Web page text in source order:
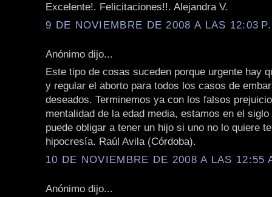
Excelente!. Felicitaciones!!. Alejandra V.
9 DE NOVIEMBRE DE 2008 A LAS 12:03
Anónimo dijo...
Este tipo de cosas suceden porque urgente hay
y regular el aborto para todos los casos de
deseados. Terminemos ya con los falsos
mentalidad de la edad media, estamos en el
puede obligar a tener un hijo si uno no lo quiere
hipocresía. Raúl Avila (Córdoba).
10 DE NOVIEMBRE DE 2008 A LAS 12:55
Anónimo dijo...